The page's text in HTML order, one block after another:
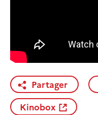
Partager
Kinobox